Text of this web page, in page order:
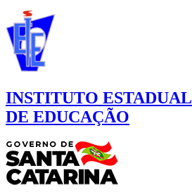
INSTITUTO ESTADUAL
DE EDUCAÇÃO